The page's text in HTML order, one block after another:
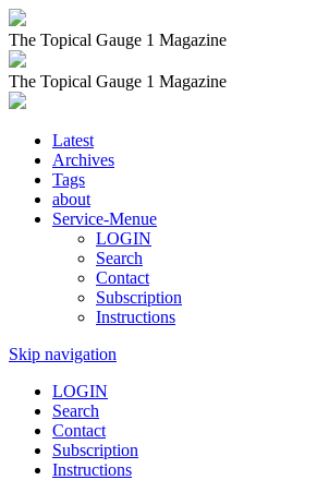
The Topical Gauge 1 Magazine
The Topical Gauge 1 Magazine
Latest
Archives
Tags
about
Service-Menue
LOGIN
Search
Contact
Subscription
Instructions
Skip navigation
LOGIN
Search
Contact
Subscription
Instructions